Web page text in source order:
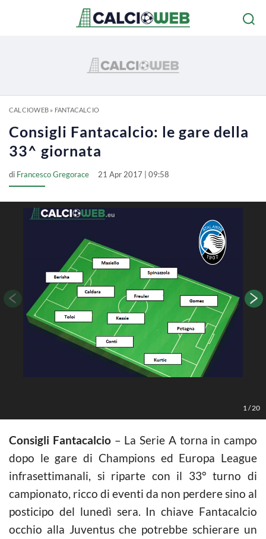
CALCIOWEB» FANTACALCIO
Consigli Fantacalcio: le gare della
33^ giornata
di Francesco Gregorace 21 Apr 2017 | 09:58
1 /20
Consigli Fantacalcio– La Serie A torna in campo
dopo le gare di Champions ed Europa League
infrasettimanali, si riparte con il 33° turno di
campionato, ricco di eventi da non perdere sino al
posticipo del lunedì sera. In chiave Fantacalcio
occhio alla Juventus che potrebbe schierare un